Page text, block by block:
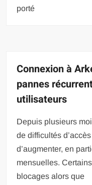
porté
Connexion à
pannes
utilisateurs
Depuis plusieurs
de difficultés
d’augmenter, en
mensuelles.
blocages alors que